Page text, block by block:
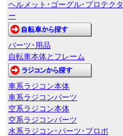
ヘルメット･ゴーグル･プロテクタ
ー
パーツ･用品
自転車本体とフレーム
車系ラジコン本体
車系ラジコンパーツ
空系ラジコン本体
空系ラジコンパーツ
水系ラジコン･パーツ･プロポ